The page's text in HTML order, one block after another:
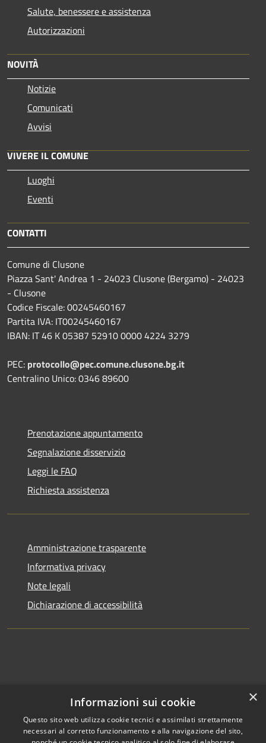
Salute, benessere e assistenza
Autorizzazioni
NOVITÀ
Notizie
Comunicati
Avvisi
VIVERE IL COMUNE
Luoghi
Eventi
CONTATTI
Comune di Clusone
Piazza Sant' Andrea 1 - 24023 Clusone (Bergamo) - 24023
- Clusone
Codice Fiscale: 00245460167
Partita IVA: IT00245460167
IBAN: IT 46 K 05387 52910 0000 4224 3279
PEC: protocollo@pec.comune.clusone.bg.it
Centralino Unico: 0346 89600
Prenotazione appuntamento
Segnalazione disservizio
Leggi le FAQ
Richiesta assistenza
Amministrazione trasparente
Informativa privacy
Note legali
Dichiarazione di accessibilità
×
Informazioni sui cookie
Questo sito web utilizza cookie tecnici e assimilati strettamente
necessari al corretto funzionamento e alla navigazione del sito,